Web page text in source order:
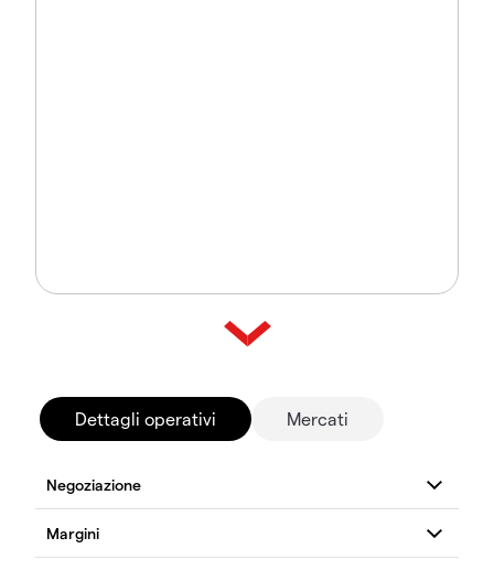
Dettagli operativi Mercati